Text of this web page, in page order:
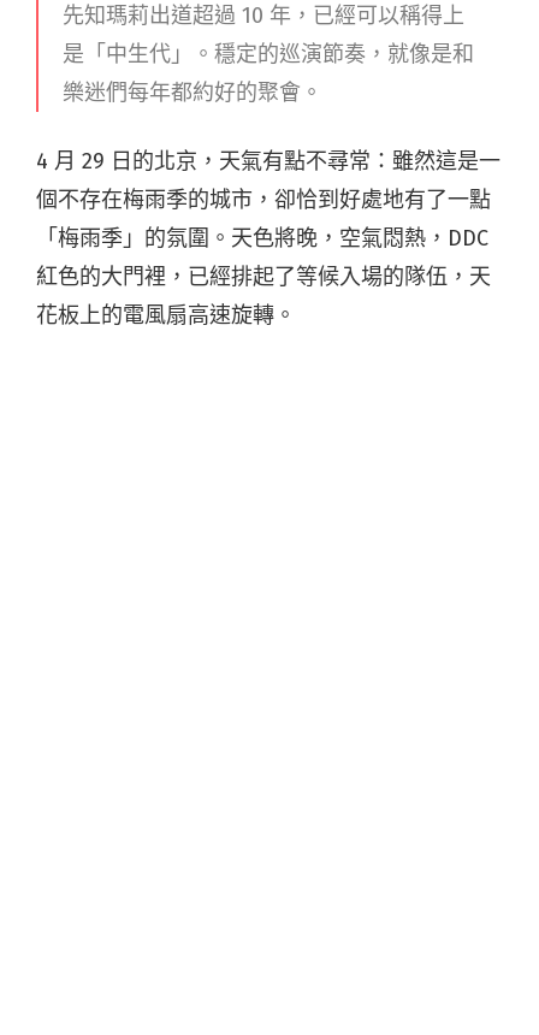
先知瑪莉出道超過 10 年，已經可以稱得上
是「中生代」。穩定的巡演節奏，就像是和
樂迷們每年都約好的聚會。
4 月 29 日的北京，天氣有點不尋常：雖然這是一
個不存在梅雨季的城市，卻恰到好處地有了一點
「梅雨季」的氛圍。天色將晚，空氣悶熱，DDC
紅色的大門裡，已經排起了等候入場的隊伍，天
花板上的電風扇高速旋轉。